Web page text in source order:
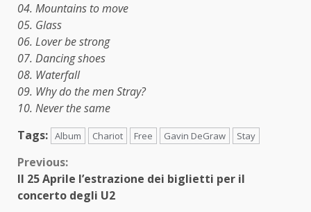
04. Mountains to move
05. Glass
06. Lover be strong
07. Dancing shoes
08. Waterfall
09. Why do the men Stray?
10. Never the same
Tags: Album Chariot Free Gavin DeGraw Stay
Continue
Reading
Previous:
Il 25 Aprile l’estrazione dei biglietti per il
concerto degli U2